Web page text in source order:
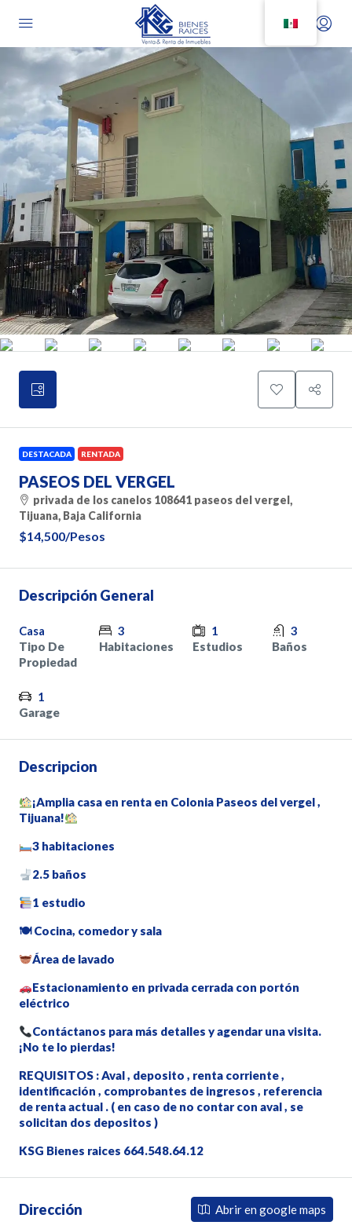
DESTACADA RENTADA
PASEOS DEL VERGEL
privada de los canelos 108641 paseos del vergel,
Tijuana, Baja California
$14,500/Pesos
Descripción General
Casa
Tipo De
Propiedad
3
Habitaciones
1
Estudios
3
Baños
1
Garage
Descripcion
¡Amplia casa en renta en Colonia Paseos del vergel ,
Tijuana!
3 habitaciones
2.5 baños
1 estudio
🍽 Cocina, comedor y sala
Área de lavado
Estacionamiento en privada cerrada con portón
eléctrico
Contáctanos para más detalles y agendar una visita.
¡No te lo pierdas!
REQUISITOS : Aval , deposito , renta corriente ,
identificación , comprobantes de ingresos , referencia
de renta actual . ( en caso de no contar con aval , se
solicitan dos depositos )
KSG Bienes raices 664.548.64.12
Dirección Abrir en google maps